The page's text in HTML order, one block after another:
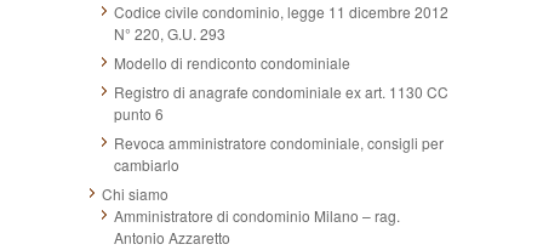
Codice civile condominio, legge 11 dicembre 2012
N° 220, G.U. 293
Modello di rendiconto condominiale
Registro di anagrafe condominiale ex art. 1130 CC
punto 6
Revoca amministratore condominiale, consigli per
cambiarlo
Chi siamo
Amministratore di condominio Milano – rag.
Antonio Azzaretto